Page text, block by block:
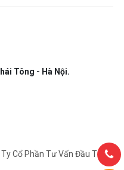
Tông - Hà Nội.
Cổ Phần Tư Vấn Đầu Tư Và